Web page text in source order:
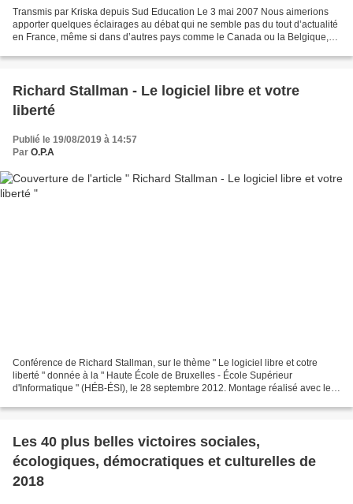
Transmis par Kriska depuis Sud Education Le 3 mai 2007 Nous aimerions
apporter quelques éclairages au débat qui ne semble pas du tout d’actualité
en France, même si dans d’autres pays comme le Canada ou la Belgique,
Richard Stallman - Le logiciel libre et votre
liberté
Publié le 19/08/2019 à 14:57
Par O.P.A
Conférence de Richard Stallman, sur le thème " Le logiciel libre et cotre
liberté " donnée à la " Haute École de Bruxelles - École Supérieur
d'Informatique " (HÉB-ÉSI), le 28 septembre 2012. Montage réalisé avec le
Les 40 plus belles victoires sociales,
écologiques, démocratiques et culturelles de
2018